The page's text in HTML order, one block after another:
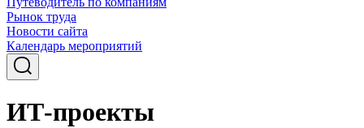
Рынок труда
Новости сайта
Календарь мероприятий
ИТ-проекты